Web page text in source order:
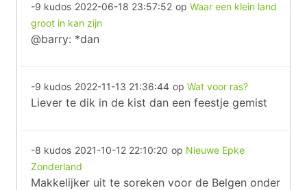
-9 kudos 2022-06-18 23:57:52 op Waar een klein land
groot in kan zijn
@barry: *dan
-9 kudos 2022-11-13 21:36:44 op Wat voor ras?
Liever te dik in de kist dan een feestje gemist
-8 kudos 2021-10-12 22:10:20 op Nieuwe Epke
Zonderland
Makkelijker uit te soreken voor de Belgen onder